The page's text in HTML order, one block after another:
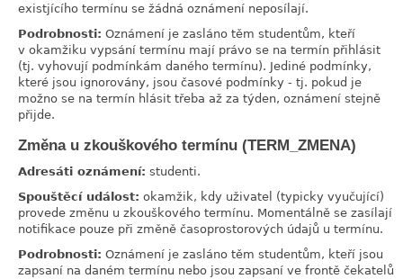
existjícího termínu se žádná oznámení neposílají.
Podrobnosti: Oznámení je zasláno těm studentům, kteří
v okamžiku vypsání termínu mají právo se na termín přihlásit
(tj. vyhovují podmínkám daného termínu). Jediné podmínky,
které jsou ignorovány, jsou časové podmínky - tj. pokud je
možno se na termín hlásit třeba až za týden, oznámení stejně
přijde.
Změna u zkouškového termínu (TERM_ZMENA)
Adresáti oznámení: studenti.
Spouštěcí událost: okamžik, kdy uživatel (typicky vyučující)
provede změnu u zkouškového termínu. Momentálně se zasílají
notifikace pouze při změně časoprostorových údajů u termínu.
Podrobnosti: Oznámení je zasláno těm studentům, kteří jsou
zapsaní na daném termínu nebo jsou zapsaní ve frontě čekatelů